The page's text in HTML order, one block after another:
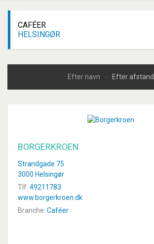
CAFÉER
HELSINGØR
Efter navn Efter afstand
BORGERKROEN
Strandgade 75
3000 Helsingør
Tlf. 49211783
www.borgerkroen.dk
Branche: Caféer